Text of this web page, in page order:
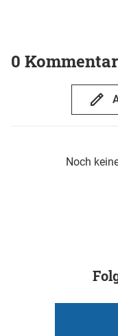
0
Noch